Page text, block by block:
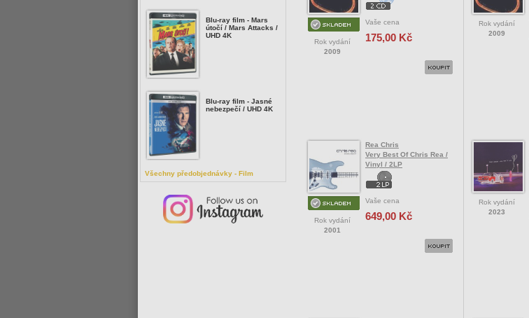
Rok vydání
2009
Vaše cena
175,00 Kč
Rok vydání
2009
Rok vydání
2001
Rea Chris
Very Best Of Chris Rea /
Vinyl / 2LP
Vaše cena
649,00 Kč
Rok vydání
2023
Blu-ray film - Mars
útočí / Mars Attacks /
UHD 4K
Blu-ray film - Jasné
nebezpečí / UHD 4K
Všechny předobjednávky - Film